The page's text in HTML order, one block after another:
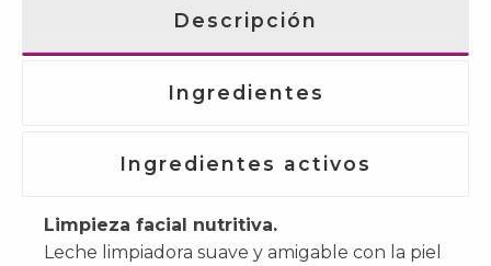
Descripción
Ingredientes
Ingredientes activos
Limpieza facial nutritiva.
Leche limpiadora suave y amigable con la piel